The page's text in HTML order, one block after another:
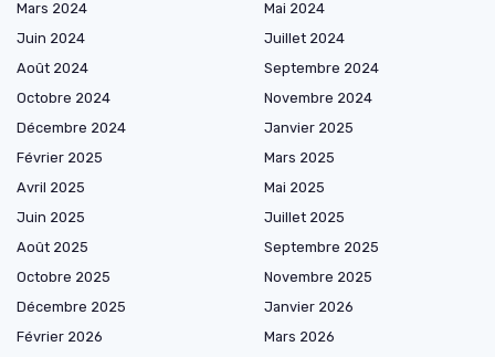
Mars 2024
Mai 2024
Juin 2024
Juillet 2024
Août 2024
Septembre 2024
Octobre 2024
Novembre 2024
Décembre 2024
Janvier 2025
Février 2025
Mars 2025
Avril 2025
Mai 2025
Juin 2025
Juillet 2025
Août 2025
Septembre 2025
Octobre 2025
Novembre 2025
Décembre 2025
Janvier 2026
Février 2026
Mars 2026